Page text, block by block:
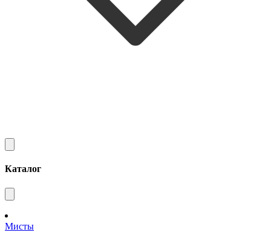
Каталог
Мисты